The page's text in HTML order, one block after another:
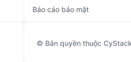
Báo cáo bảo mật
© Bản quyền thuộc